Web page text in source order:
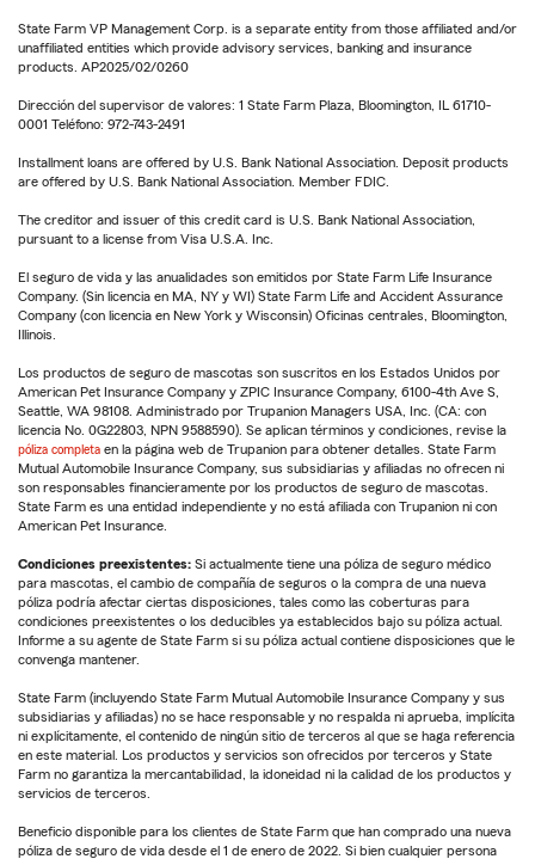
State Farm VP Management Corp. is a separate entity from those affiliated and/or
unaffiliated entities which provide advisory services, banking and insurance
products. AP2025/02/0260
Dirección del supervisor de valores: 1 State Farm Plaza, Bloomington, IL 61710-
0001 Teléfono: 972-743-2491
Installment loans are offered by U.S. Bank National Association. Deposit products
are offered by U.S. Bank National Association. Member FDIC.
The creditor and issuer of this credit card is U.S. Bank National Association,
pursuant to a license from Visa U.S.A. Inc.
El seguro de vida y las anualidades son emitidos por State Farm Life Insurance
Company. (Sin licencia en MA, NY y WI) State Farm Life and Accident Assurance
Company (con licencia en New York y Wisconsin) Oficinas centrales, Bloomington,
Illinois.
Los productos de seguro de mascotas son suscritos en los Estados Unidos por
American Pet Insurance Company y ZPIC Insurance Company, 6100-4th Ave S,
Seattle, WA 98108. Administrado por Trupanion Managers USA, Inc. (CA: con
licencia No. 0G22803, NPN 9588590). Se aplican términos y condiciones, revise la
póliza completa en la página web de Trupanion para obtener detalles. State Farm
Mutual Automobile Insurance Company, sus subsidiarias y afiliadas no ofrecen ni
son responsables financieramente por los productos de seguro de mascotas.
State Farm es una entidad independiente y no está afiliada con Trupanion ni con
American Pet Insurance.
Condiciones preexistentes: Si actualmente tiene una póliza de seguro médico
para mascotas, el cambio de compañía de seguros o la compra de una nueva
póliza podría afectar ciertas disposiciones, tales como las coberturas para
condiciones preexistentes o los deducibles ya establecidos bajo su póliza actual.
Informe a su agente de State Farm si su póliza actual contiene disposiciones que le
convenga mantener.
State Farm (incluyendo State Farm Mutual Automobile Insurance Company y sus
subsidiarias y afiliadas) no se hace responsable y no respalda ni aprueba, implícita
ni explícitamente, el contenido de ningún sitio de terceros al que se haga referencia
en este material. Los productos y servicios son ofrecidos por terceros y State
Farm no garantiza la mercantabilidad, la idoneidad ni la calidad de los productos y
servicios de terceros.
Beneficio disponible para los clientes de State Farm que han comprado una nueva
póliza de seguro de vida desde el 1 de enero de 2022. Si bien cualquier persona